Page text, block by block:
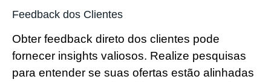
Feedback dos Clientes
Obter feedback direto dos clientes pode
fornecer insights valiosos. Realize pesquisas
para entender se suas ofertas estão alinhadas